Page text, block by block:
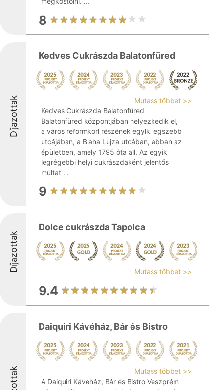
8
Díjazottak
Kedves Cukrászda Balatonfüred
Mutass többet >>
Kedves Cukrászda Balatonfüred
Balatonfüred központjában helyezkedik el,
a város reformkori részének egyik legszebb
utcájában, a Blaha Lujza utcában, abban az
épületben, amely 1795 óta áll. Az egyik
legrégebbi helyi cukrászdaként jelentős
múltat ...
9
Díjazottak
Dolce cukrászda Tapolca
Mutass többet >>
9.4
Daiquiri Kávéház, Bár és Bistro
Mutass többet >>
A Daiquiri Kávéház, Bár és Bistro Veszprém